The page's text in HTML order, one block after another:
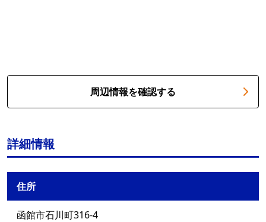
周辺情報を確認する
詳細情報
住所
函館市石川町316-4